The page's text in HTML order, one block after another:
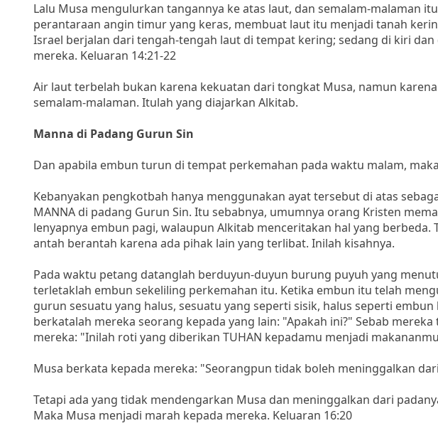
Lalu Musa mengulurkan tangannya ke atas laut, dan semalam-malaman
perantaraan angin timur yang keras, membuat laut itu menjadi tanah
Israel berjalan dari tengah-tengah laut di tempat kering; sedang di kiri
mereka. Keluaran 14:21-22
Air laut terbelah bukan karena kekuatan dari tongkat Musa, namun
semalam-malaman. Itulah yang diajarkan Alkitab.
Manna di Padang Gurun Sin
Dan apabila embun turun di tempat perkemahan pada waktu malam,
Kebanyakan pengkotbah hanya menggunakan ayat tersebut di atas
MANNA di padang Gurun Sin. Itu sebabnya, umumnya orang Kristen
lenyapnya embun pagi, walaupun Alkitab menceritakan hal yang
antah berantah karena ada pihak lain yang terlibat. Inilah kisahnya.
Pada waktu petang datanglah berduyun-duyun burung puyuh yang
terletaklah embun sekeliling perkemahan itu. Ketika embun itu telah
gurun sesuatu yang halus, sesuatu yang seperti sisik, halus seperti
berkatalah mereka seorang kepada yang lain: "Apakah ini?" Sebab
mereka: "Inilah roti yang diberikan TUHAN kepadamu menjadi
Musa berkata kepada mereka: "Seorangpun tidak boleh meninggalkan
Tetapi ada yang tidak mendengarkan Musa dan meninggalkan dari
Maka Musa menjadi marah kepada mereka. Keluaran 16:20